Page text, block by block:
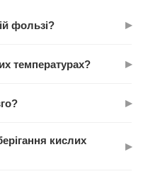
фользі? ▸
соковитими завдяки
температурах? ▸
Використовується в
▸
для однієї сім'ї з 3-4
кислих
▸